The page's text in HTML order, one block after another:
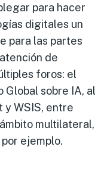
para hacer
digitales un
para las partes
de
foros: el
Global sobre IA, al
y WSIS, entre
multilateral,
ejemplo.